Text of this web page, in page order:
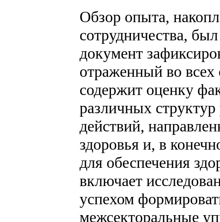
Обзор опыта,
сотрудничества,
документ
отраженный во всех
содержит оценку
различных
действий,
здоровья и, в
для обеспечения
включает
успехом
межсекторальные